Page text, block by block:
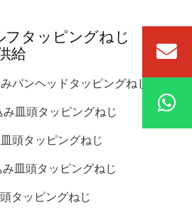
フタッピングねじ
給
パンヘッドタッピングねじ
皿頭タッピングねじ
頭タッピングねじ
皿頭タッピングねじ
タッピングねじ